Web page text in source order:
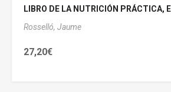
LIBRO DE LA NUTRICIÓN PRÁCTICA,
Rosselló, Jaume
27,20€